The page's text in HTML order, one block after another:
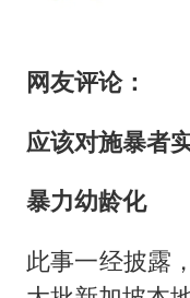
网友评论：
应该对施暴者
暴力幼龄化
此事一经披露